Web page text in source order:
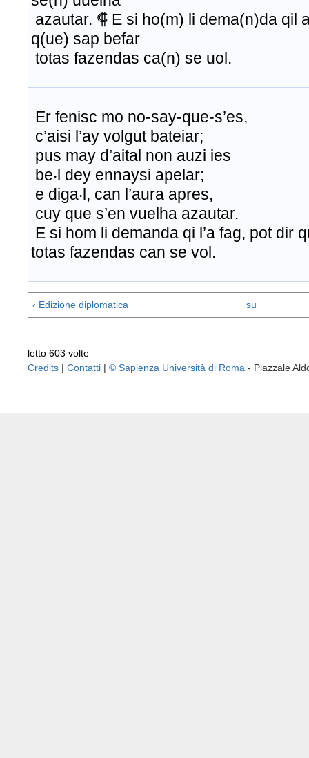
azautar. ⸿ E si ho(m) li dema(n)da qil
q(ue) sap befar
totas fazendas ca(n) se uol.
Er fenisc mo no-say-que-s’es,
c’aisi l’ay volgut bateiar;
pus may d’aital non auzi ies
be‧l dey ennaysi apelar;
e diga‧l, can l’aura apres,
cuy que s’en vuelha azautar.
E si hom li demanda qi l’a fag, pot dir
totas fazendas can se vol.
‹ Edizione diplomatica su
letto 603 volte
Credits | Contatti | © Sapienza Università di Roma - Piazzale